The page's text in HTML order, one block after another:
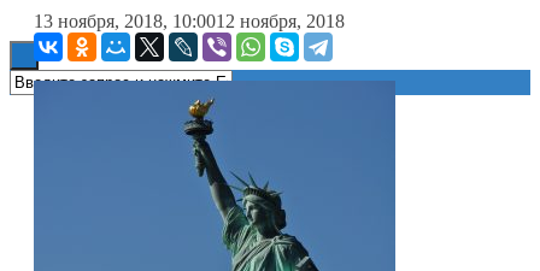
13 ноября, 2018, 10:0012 ноября, 2018